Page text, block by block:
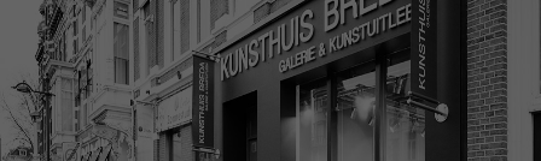
Lees meer